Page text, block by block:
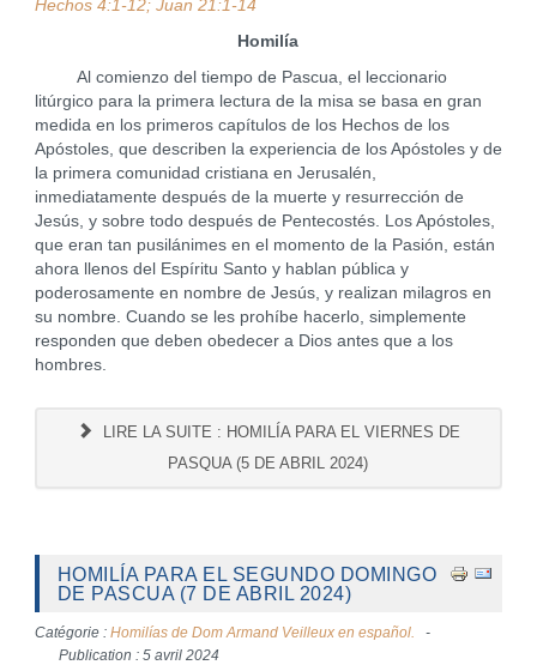
Hechos 4:1-12; Juan 21:1-14
Homilía
Al comienzo del tiempo de Pascua, el leccionario
litúrgico para la primera lectura de la misa se basa en gran
medida en los primeros capítulos de los Hechos de los
Apóstoles, que describen la experiencia de los Apóstoles y de
la primera comunidad cristiana en Jerusalén,
inmediatamente después de la muerte y resurrección de
Jesús, y sobre todo después de Pentecostés. Los Apóstoles,
que eran tan pusilánimes en el momento de la Pasión, están
ahora llenos del Espíritu Santo y hablan pública y
poderosamente en nombre de Jesús, y realizan milagros en
su nombre. Cuando se les prohíbe hacerlo, simplemente
responden que deben obedecer a Dios antes que a los
hombres.
LIRE LA SUITE : HOMILÍA PARA EL VIERNES DE
PASQUA (5 DE ABRIL 2024)
HOMILÍA PARA EL SEGUNDO DOMINGO
DE PASCUA (7 DE ABRIL 2024)
Catégorie : Homilías de Dom Armand Veilleux en español.
Publication : 5 avril 2024